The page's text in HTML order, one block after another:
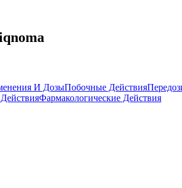
И ДозыПобочные Действия
Фармакологические Действия